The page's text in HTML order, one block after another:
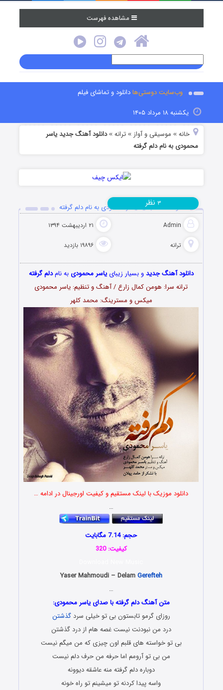
مشاهده فهرست
وب‌سایت دوستی‌هادانلود و تماشای فیلم
یکشنبه ۱۸ مرداد ۱۴۰۵
خانه » موسیقی و آواز »ترانه »دانلود آهنگ جدید یاسر
محمودی به نام دلم گرفته
دانلود آهنگ جدید یاسر محمودی به نام دلم گرفته
Admin ۲۱ اردیبهشت ۱۳۹۴
ترانه ۱۹۸۹۶ بازدید
۳ نظر
دانلود آهنگ جدیدو بسیار زیبای یاسر محمودی به نامدلم گرفته
ترانه سرا: هومن کمال زارع / آهنگ و تنظیم: یاسر محمودی
میکس و مسترینگ: محمد کلهر
دانلود موزیک با لینک مستقیم و کیفیت اورجینال در ادامه …
…
حجم: 7.14 مگابایت
کیفیت: 320
Yaser Mahmoudi – DelamGerefteh
…
متن آهنگ دلم گرفته با صدای یاسر محمودی:
روزای گرمو تابستون بی تو خیلی سردگذشتن
درد من نبودنت نیست غصه هام از درد گذشتن
بی تو خواسته های قلبم اون چیزی که من میگم نیست
من بی تو آرومم اما حرفه من حرف دلم نیست
دوباره دلم گرفته منه عاشقه دیوونه
واسه پیدا کردنه تو میشینم تو راه خونه